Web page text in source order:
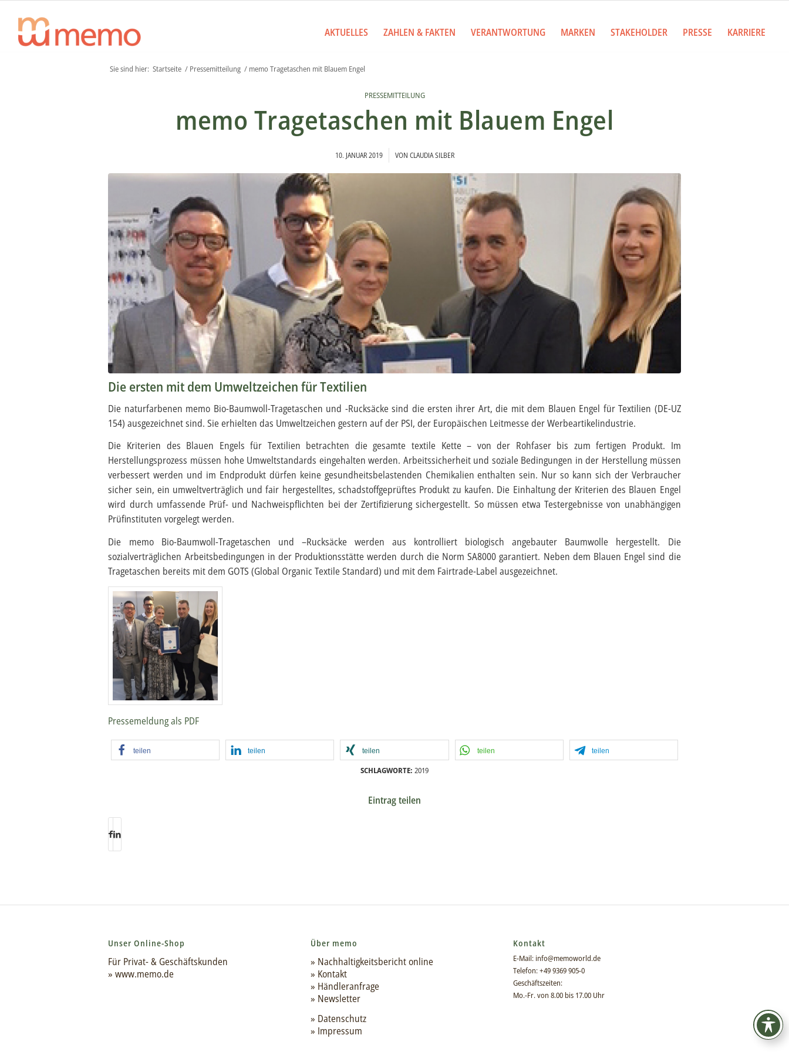
AKTUELLES ZAHLEN & FAKTEN VERANTWORTUNG MARKEN STAKEHOLDER PRESSE KARRIERE
Sie sind hier: Startseite / Pressemitteilung / memo Tragetaschen mit Blauem Engel
PRESSEMITTEILUNG
memo Tragetaschen mit Blauem Engel
10. JANUAR 2019
/ VON CLAUDIA SILBER
Die ersten mit dem Umweltzeichen für Textilien
Die naturfarbenen memo Bio-Baumwoll-Tragetaschen und -Rucksäcke sind die ersten ihrer Art, die mit dem Blauen Engel für Textilien (DE-UZ
154) ausgezeichnet sind. Sie erhielten das Umweltzeichen gestern auf der PSI, der Europäischen Leitmesse der Werbeartikelindustrie.
Die Kriterien des Blauen Engels für Textilien betrachten die gesamte textile Kette – von der Rohfaser bis zum fertigen Produkt. Im
Herstellungsprozess müssen hohe Umweltstandards eingehalten werden. Arbeitssicherheit und soziale Bedingungen in der Herstellung müssen
verbessert werden und im Endprodukt dürfen keine gesundheitsbelastenden Chemikalien enthalten sein. Nur so kann sich der Verbraucher
sicher sein, ein umweltverträglich und fair hergestelltes, schadstoffgeprüftes Produkt zu kaufen. Die Einhaltung der Kriterien des Blauen Engel
wird durch umfassende Prüf- und Nachweispflichten bei der Zertifizierung sichergestellt. So müssen etwa Testergebnisse von unabhängigen
Prüfinstituten vorgelegt werden.
Die memo Bio-Baumwoll-Tragetaschen und –Rucksäcke werden aus kontrolliert biologisch angebauter Baumwolle hergestellt. Die
sozialverträglichen Arbeitsbedingungen in der Produktionsstätte werden durch die Norm SA8000 garantiert. Neben dem Blauen Engel sind die
Tragetaschen bereits mit dem GOTS (Global Organic Textile Standard) und mit dem Fairtrade-Label ausgezeichnet.
Pressemeldung als PDF
teilen teilen teilen teilen teilen
SCHLAGWORTE: 2019
Eintrag teilen
Unser Online-Shop
Für Privat- & Geschäftskunden
» www.memo.de
Über memo
» Nachhaltigkeitsbericht online
» Kontakt
» Händleranfrage
» Newsletter
» Datenschutz
» Impressum
Kontakt
E-Mail: info@memoworld.de
Telefon: +49 9369 905-0
Geschäftszeiten:
Mo.-Fr. von 8.00 bis 17.00 Uhr